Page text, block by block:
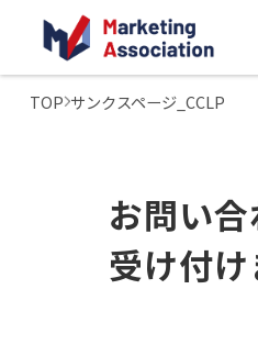
TOP サンクスページ_CCLP
お問い
受け付